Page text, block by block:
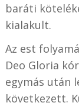
baráti
kialakult.
Az est
Deo Gloria
egymás után
következett.